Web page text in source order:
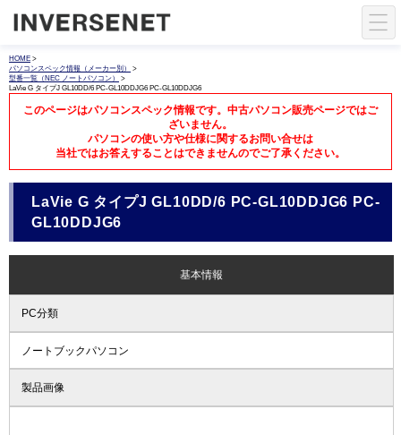
HOME >
パソコンスペック情報（メーカー別）
>
型番一覧（NEC ノートパソコン）
>
LaVie G タイプJ GL10DD/6 PC-GL10DDJG6 PC-GL10DDJG6
このページはパソコンスペック情報です。中古パソコン販売ページではご
ざいません。
パソコンの使い方や仕様に関するお問い合せは
当社ではお答えすることはできませんのでご了承ください。
LaVie G タイプJ GL10DD/6 PC-GL10DDJG6 PC-
GL10DDJG6
基本情報
PC分類
ノートブックパソコン
製品画像